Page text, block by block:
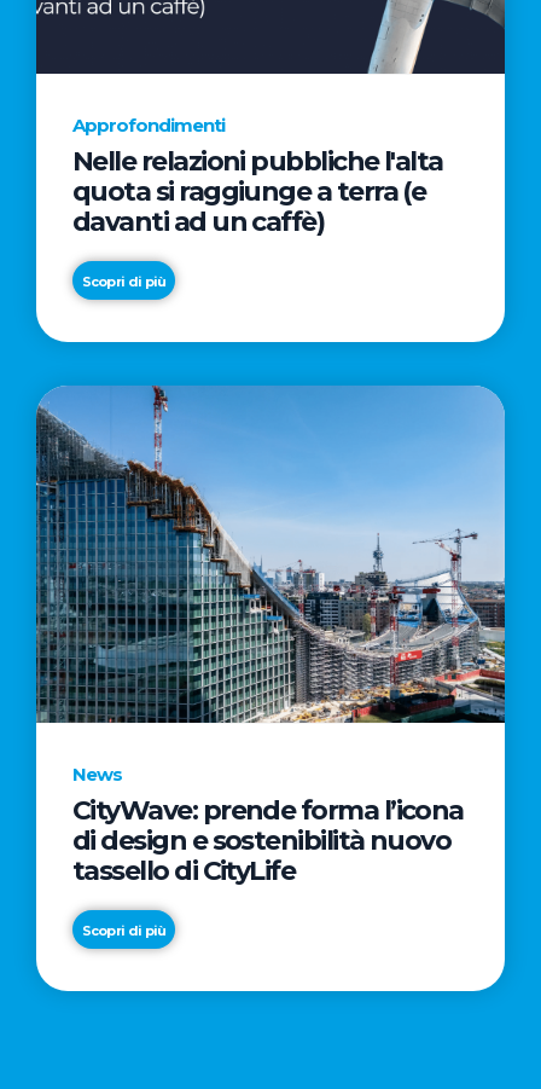
Approfondimenti
Nelle relazioni pubbliche l'alta
quota si raggiunge a terra (e
davanti ad un caffè)
Scopri di più
News
CityWave: prende forma l’icona
di design e sostenibilità nuovo
tassello di CityLife
Scopri di più
News
“Passione